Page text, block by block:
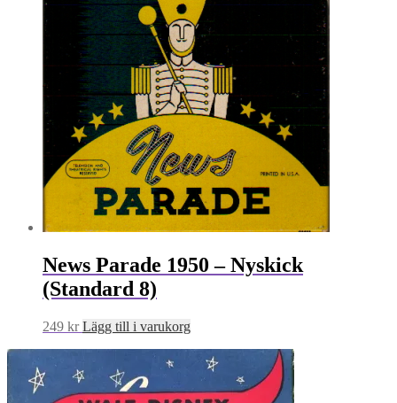
News Parade 1950 – Nyskick
(Standard 8)
249 kr Lägg till i varukorg